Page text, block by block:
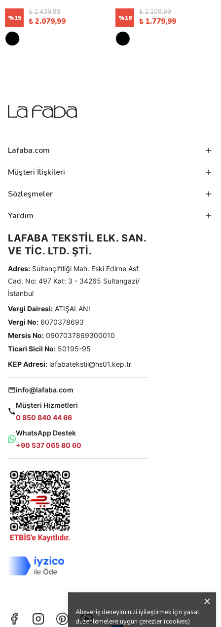
Alışveriş deneyiminizi iyileştirmek için yasal
düzenlemelere uygun çerezler (cookies)
%15
₺ 2.439,99
₺ 2.079,99 %16
₺ 2.109,99
₺ 1.779,99
Lafaba.com
Müşteri İlişkileri
Sözleşmeler
Yardım
LAFABA TEKSTİL ELK. SAN.
VE TİC. LTD. ŞTİ.
Adres: Sultançiftliği Mah. Eski Edirne Asf.
Cad. No: 497 Kat: 3 - 34265 Sultangazi/
İstanbul
Vergi Dairesi: ATIŞALANI
Vergi No: 6070378693
Mersis No: 0607037869300010
Ticari Sicil No: 50195-95
KEP Adresi: lafabatekstil@hs01.kep.tr
info@lafaba.com
Müşteri Hizmetleri
0 850 840 44 66
WhatsApp Destek
+90 537 065 80 60